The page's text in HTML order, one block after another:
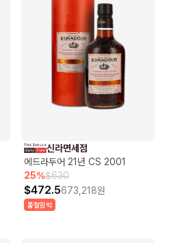
신라면세점
에드라두어 21년 CS 2001
25%$630
$472.5673,218원
품절임박